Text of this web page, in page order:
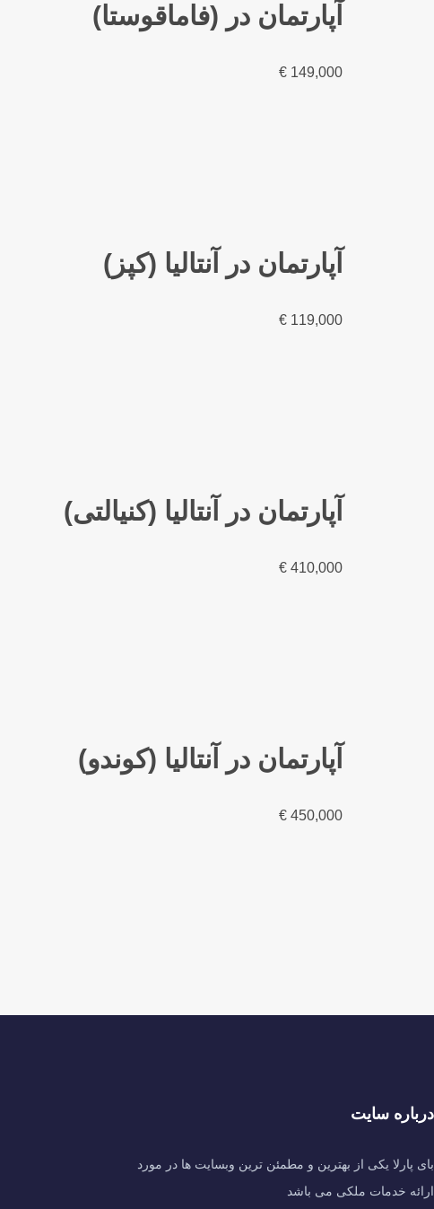
آپارتمان در (فاماقوستا)
149,000
€
آپارتمان در آنتالیا (کپز)
119,000
€
آپارتمان در آنتالیا (کنیالتی)
410,000
€
آپارتمان در آنتالیا (کوندو)
450,000
€
درباره سایت
بای پارلا یکی از بهترین و مطمئن ترین وبسایت ها در مورد
ارائه خدمات ملکی می باشد